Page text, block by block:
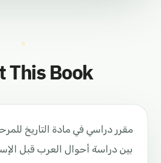
This Book
مقرر دراسي في مادة التاريخ
بين دراسة أحوال العرب قبل